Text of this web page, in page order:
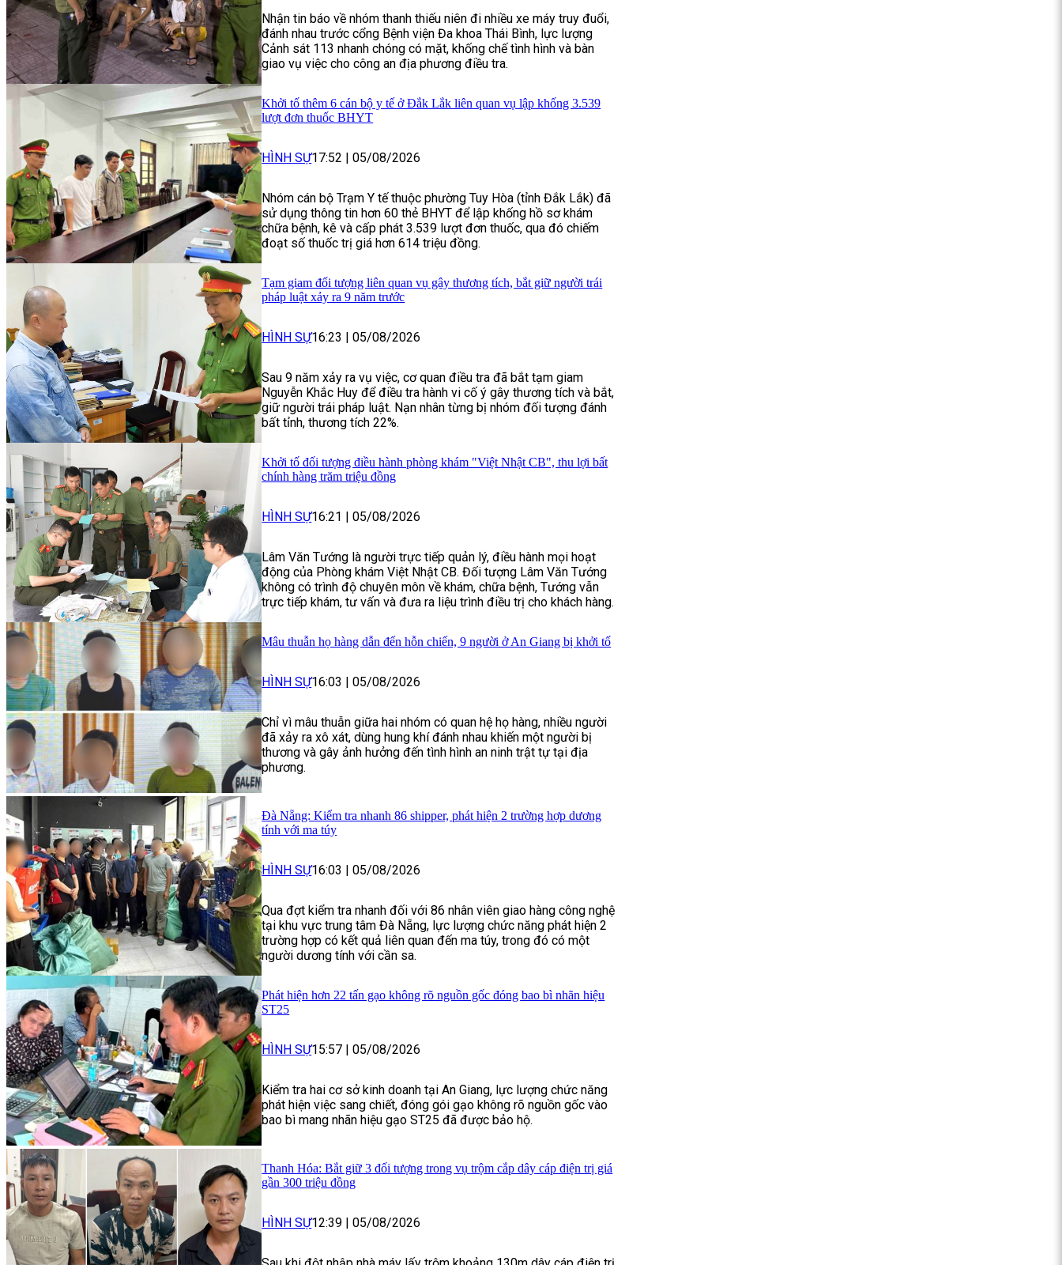
Nhận tin báo về nhóm thanh thiếu niên đi nhiều xe máy truy đuổi,
đánh nhau trước cổng Bệnh viện Đa khoa Thái Bình, lực lượng
Cảnh sát 113 nhanh chóng có mặt, khống chế tình hình và bàn
giao vụ việc cho công an địa phương điều tra.
Khởi tố thêm 6 cán bộ y tế ở Đắk Lắk liên quan vụ lập khống 3.539
lượt đơn thuốc BHYT
HÌNH SỰ17:52 05/08/2026
Nhóm cán bộ Trạm Y tế thuộc phường Tuy Hòa (tỉnh Đắk Lắk) đã
sử dụng thông tin hơn 60 thẻ BHYT để lập khống hồ sơ khám
chữa bệnh, kê và cấp phát 3.539 lượt đơn thuốc, qua đó chiếm
đoạt số thuốc trị giá hơn 614 triệu đồng.
Tạm giam đối tượng liên quan vụ gây thương tích, bắt giữ người trái
pháp luật xảy ra 9 năm trước
HÌNH SỰ16:23 05/08/2026
Sau 9 năm xảy ra vụ việc, cơ quan điều tra đã bắt tạm giam
Nguyễn Khắc Huy để điều tra hành vi cố ý gây thương tích và bắt,
giữ người trái pháp luật. Nạn nhân từng bị nhóm đối tượng đánh
bất tỉnh, thương tích 22%.
Khởi tố đối tượng điều hành phòng khám "Việt Nhật CB", thu lợi bất
chính hàng trăm triệu đồng
HÌNH SỰ16:21 05/08/2026
Lâm Văn Tướng là người trực tiếp quản lý, điều hành mọi hoạt
động của Phòng khám Việt Nhật CB. Đối tượng Lâm Văn Tướng
không có trình độ chuyên môn về khám, chữa bệnh, Tướng vẫn
trực tiếp khám, tư vấn và đưa ra liệu trình điều trị cho khách hàng.
Mâu thuẫn họ hàng dẫn đến hỗn chiến, 9 người ở An Giang bị khởi tố
HÌNH SỰ16:03 05/08/2026
Chỉ vì mâu thuẫn giữa hai nhóm có quan hệ họ hàng, nhiều người
đã xảy ra xô xát, dùng hung khí đánh nhau khiến một người bị
thương và gây ảnh hưởng đến tình hình an ninh trật tự tại địa
phương.
Đà Nẵng: Kiểm tra nhanh 86 shipper, phát hiện 2 trường hợp dương
tính với ma túy
HÌNH SỰ16:03 | 05/08/2026
Qua đợt kiểm tra nhanh đối với 86 nhân viên giao hàng công nghệ
tại khu vực trung tâm Đà Nẵng, lực lượng chức năng phát hiện 2
trường hợp có kết quả liên quan đến ma túy, trong đó có một
người dương tính với cần sa.
Phát hiện hơn 22 tấn gạo không rõ nguồn gốc đóng bao bì nhãn hiệu
ST25
HÌNH SỰ15:57 | 05/08/2026
Kiểm tra hai cơ sở kinh doanh tại An Giang, lực lượng chức năng
phát hiện việc sang chiết, đóng gói gạo không rõ nguồn gốc vào
bao bì mang nhãn hiệu gạo ST25 đã được bảo hộ.
Thanh Hóa: Bắt giữ 3 đối tượng trong vụ trộm cắp dây cáp điện trị giá
gần 300 triệu đồng
HÌNH SỰ12:39 05/08/2026